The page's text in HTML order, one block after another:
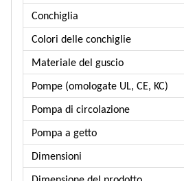
Conchiglia
Colori delle conchiglie
Materiale del guscio
Pompe (omologate UL, CE, KC)
Pompa di circolazione
Pompa a getto
Dimensioni